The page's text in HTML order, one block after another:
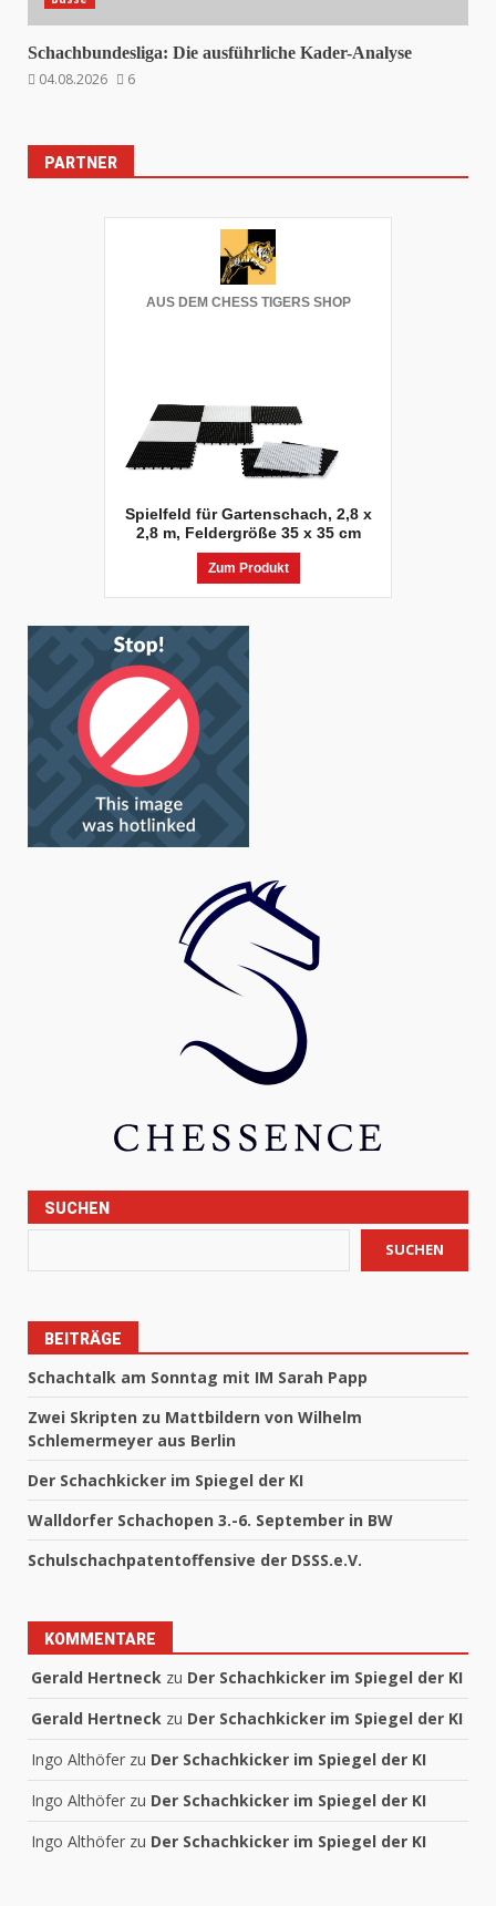
Schachbundesliga: Die ausführliche Kader-Analyse
04.08.2026
6
PARTNER
AUS DEM CHESS TIGERS SHOP
Spielfeld für Gartenschach, 2,8 x
2,8 m, Feldergröße 35 x 35 cm
Zum Produkt
SUCHEN
SUCHEN
BEITRÄGE
Schachtalk am Sonntag mit IM Sarah Papp
Zwei Skripten zu Mattbildern von Wilhelm
Schlemermeyer aus Berlin
Der Schachkicker im Spiegel der KI
Walldorfer Schachopen 3.-6. September in BW
Schulschachpatentoffensive der DSSS.e.V.
KOMMENTARE
Gerald Hertneck zu Der Schachkicker im Spiegel der KI
Gerald Hertneck zu Der Schachkicker im Spiegel der KI
Ingo Althöfer zu Der Schachkicker im Spiegel der KI
Ingo Althöfer zu Der Schachkicker im Spiegel der KI
Ingo Althöfer zu Der Schachkicker im Spiegel der KI